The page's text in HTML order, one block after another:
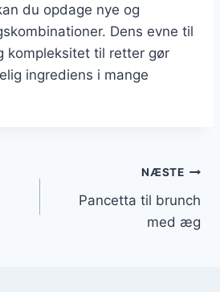
du opdage nye og
Dens evne til
kompleksitet til retter gør
ingrediens i mange
NÆSTE
Pancetta til brunch
med æg